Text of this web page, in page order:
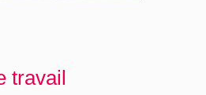
travail